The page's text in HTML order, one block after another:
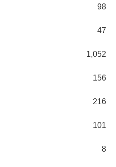
98
47
1,052
156
216
101
8